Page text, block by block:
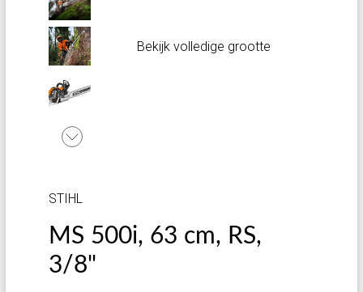
Bekijk volledige grootte
STIHL
MS 500i, 63 cm, RS,
3/8"